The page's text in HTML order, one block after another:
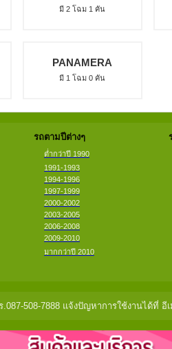
มี 2 โฉม 1 คัน
PANAMERA
มี 1 โฉม 0 คัน
รถตามปีต่างๆ
ต่ำกว่าปี 1990
1991-1993
1994-1996
1997-1999
2000-2002
2003-2005
2006-2008
2009-2010
มากกว่าปี 2010
508-7888 แจ้งปัญหาการใช้งานได้ที่ อี